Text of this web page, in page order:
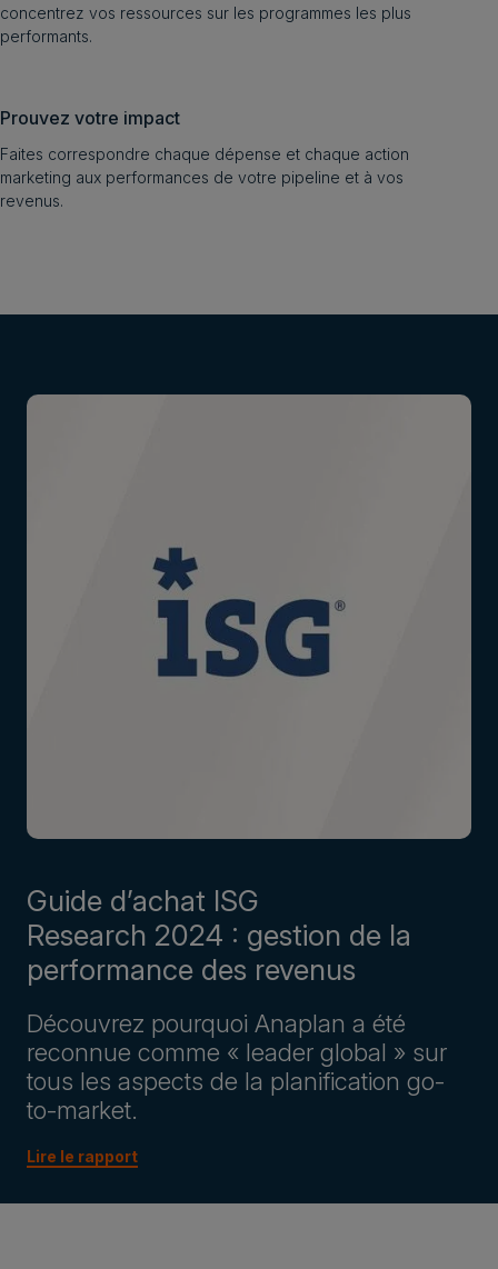
concentrez vos ressources sur les programmes les plus
performants.
Prouvez votre impact
Faites correspondre chaque dépense et chaque action
marketing aux performances de votre pipeline et à vos
revenus.
Guide d’achat ISG
Research 2024 : gestion de la
performance des revenus
Découvrez pourquoi Anaplan a été
reconnue comme « leader global » sur
tous les aspects de la planification go-
to-market.
Lire le rapport